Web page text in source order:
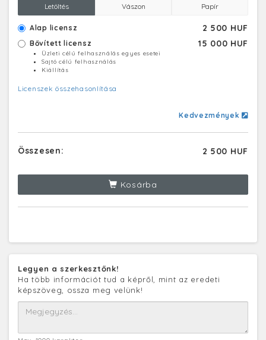
Letöltés Vászon Papír
Alap licensz 2 500 HUF
Bővített licensz 15 000 HUF
Üzleti célú felhasználás egyes esetei
Sajtó célú felhasználás
Kiállítás
Licenszek összehasonlítása
Kedvezmények
Összesen: 2 500 HUF
Kosárba
Legyen a szerkesztőnk!
Ha több információt tud a képről, mint az eredeti
képszöveg, ossza meg velünk!